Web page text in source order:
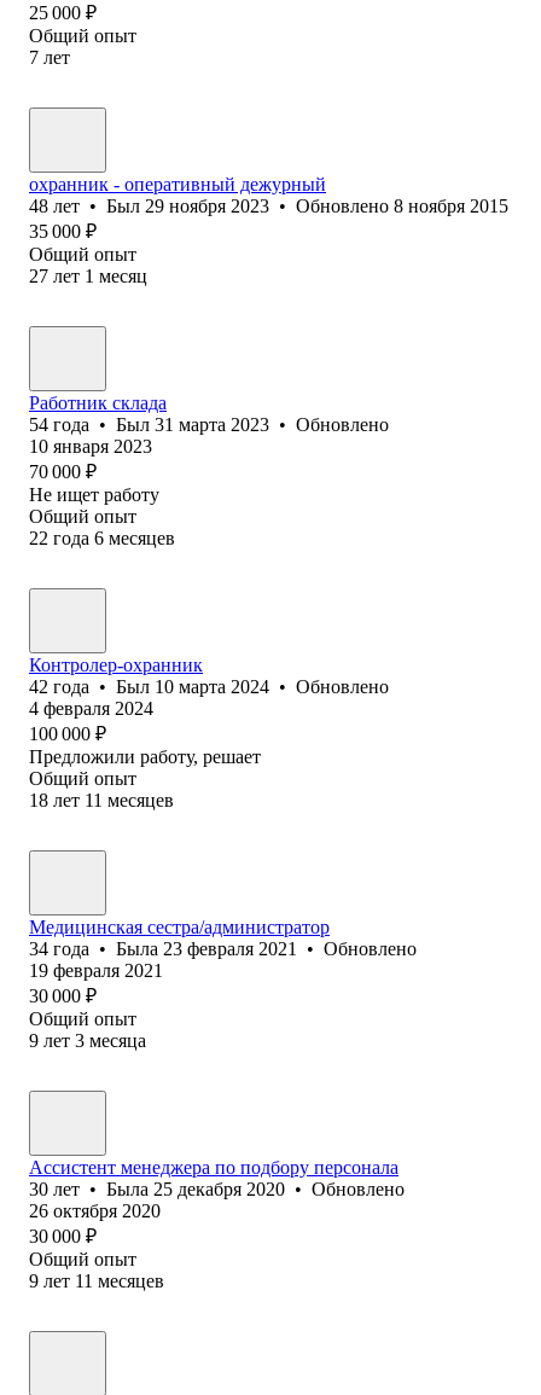
25 000 ₽
Общий опыт
7 лет
охранник - оперативный дежурный
48 лет • Был 29 ноября 2023 • Обновлено 8 ноября 2015
35 000 ₽
Общий опыт
27 лет 1 месяц
Работник склада
54 года • Был 31 марта 2023 • Обновлено
10 января 2023
70 000 ₽
Не ищет работу
Общий опыт
22 года 6 месяцев
Контролер-охранник
42 года • Был 10 марта 2024 • Обновлено
4 февраля 2024
100 000 ₽
Предложили работу, решает
Общий опыт
18 лет 11 месяцев
Медицинская сестра/администратор
34 года • Была 23 февраля 2021 • Обновлено
19 февраля 2021
30 000 ₽
Общий опыт
9 лет 3 месяца
Ассистент менеджера по подбору персонала
30 лет • Была 25 декабря 2020 • Обновлено
26 октября 2020
30 000 ₽
Общий опыт
9 лет 11 месяцев